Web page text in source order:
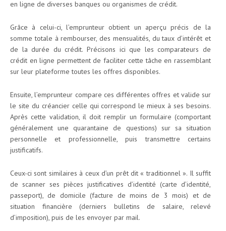
en ligne de diverses banques ou organismes de crédit.
Grâce à celui-ci, l’emprunteur obtient un aperçu précis de la
somme totale à rembourser, des mensualités, du taux d’intérêt et
de la durée du crédit. Précisons ici que les comparateurs de
crédit en ligne permettent de faciliter cette tâche en rassemblant
sur leur plateforme toutes les offres disponibles.
Ensuite, l’emprunteur compare ces différentes offres et valide sur
le site du créancier celle qui correspond le mieux à ses besoins.
Après cette validation, il doit remplir un formulaire (comportant
généralement une quarantaine de questions) sur sa situation
personnelle et professionnelle, puis transmettre certains
justificatifs.
Ceux-ci sont similaires à ceux d’un prêt dit « traditionnel ». Il suffit
de scanner ses pièces justificatives d’identité (carte d’identité,
passeport), de domicile (facture de moins de 3 mois) et de
situation financière (derniers bulletins de salaire, relevé
d’imposition), puis de les envoyer par mail.